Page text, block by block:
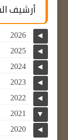
أرشيف
◄
2026
◄
2025
◄
2024
◄
2023
◄
2022
▼
2021
◄
2020